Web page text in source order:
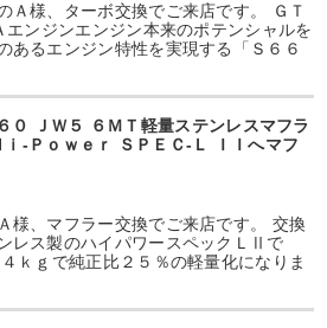
様、ターボ交換でご来店です。 ＧＴ
ンジンエンジン本来のポテンシャルを
あるエンジン特性を実現する「Ｓ６６
０ ＪＷ５ ６ＭＴ軽量ステンレスマフラ
ｉ-Ｐｏｗｅｒ ＳＰＥＣ-Ｌ ＩＩへマフ
様、マフラー交換でご来店です。 交換
レス製のハイパワースペックＬⅡで
ｋｇで純正比２５％の軽量化になりま